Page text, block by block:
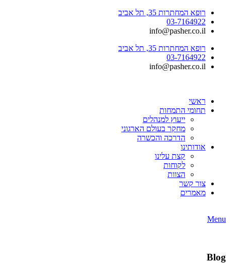
רופא המחתרות 35, תל אביב
03-7164922
info@pasher.co.il
רופא המחתרות 35, תל אביב
03-7164922
info@pasher.co.il
ראשי
תחומי התמחות
ייעוץ למנהלים
מחקר בעולם הארגוני
הדרכה והכשרה
אודותינו
קצת עלינו
לקוחות
הצוות
צור קשר
מאמרים
Menu
Blog